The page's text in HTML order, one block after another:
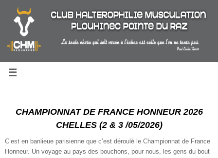
contenu
CHAMPIONNAT DE FRANCE HONNEUR 2026
CHELLES (2 & 3 /05/2026)
C’est en banlieue parisienne que c’est déroulé le Championnat de France
Honneur. Un voyage au pays des bouchons, pour nous, les gens du bout